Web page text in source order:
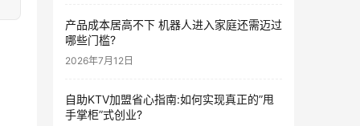
产品成本居高不下 机器人进入家庭还需迈过
哪些门槛?
2026年7月12日
自助KTV加盟省心指南:如何实现真正的”甩
手掌柜”式创业?